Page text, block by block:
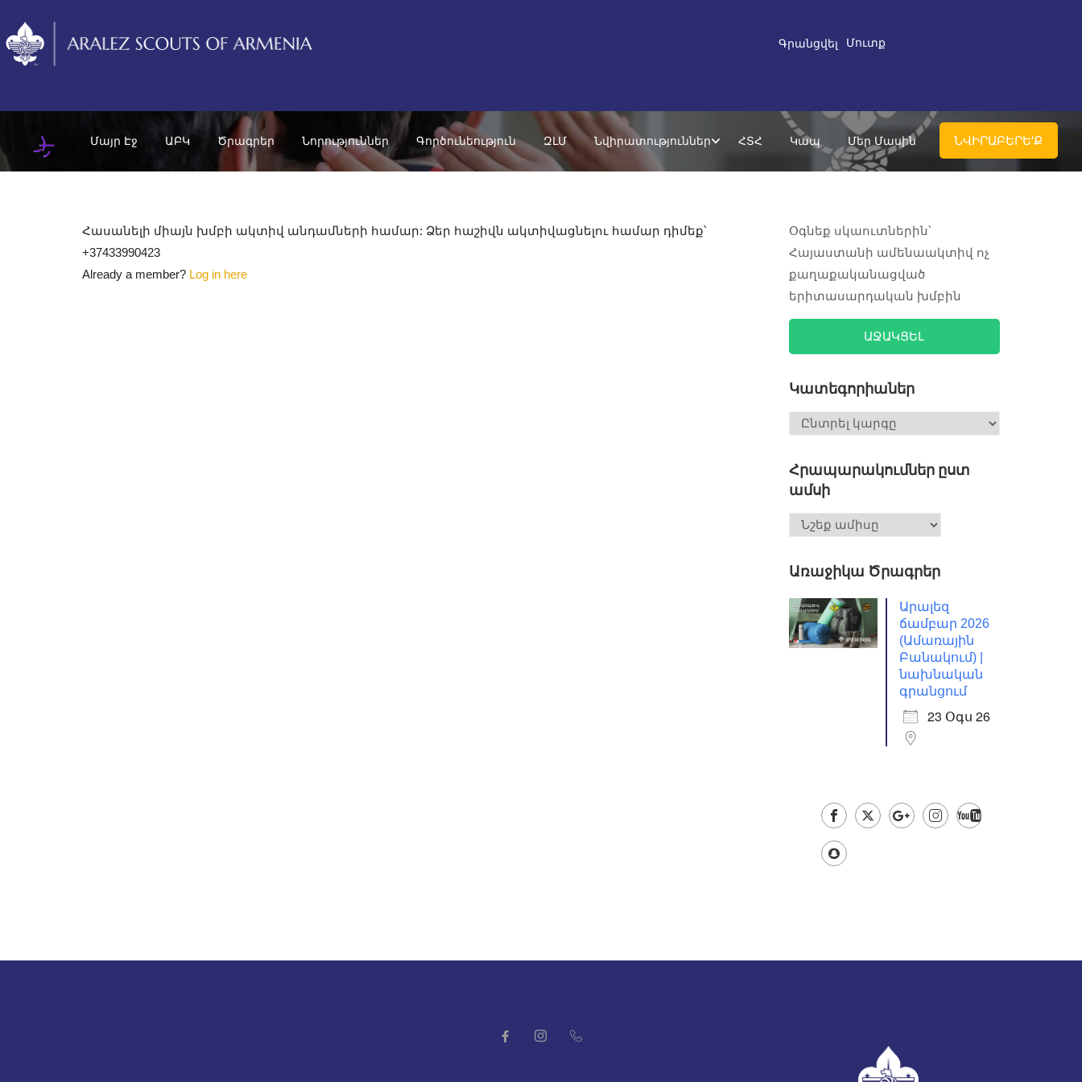
Գրանցվել Մուտք
Մայր Էջ ԱԲԿ Ծրագրեր Նորություններ Գործունեություն ԶԼՄ Նվիրատություններ ՀՏՀ Կապ Մեր Մասին ՆՎԻՐԱԲԵՐԵ'Ք
Հասանելի միայն խմբի ակտիվ անդամների համար: Ձեր հաշիվն ակտիվացնելու համար դիմեք՝
+37433990423
Already a member? Log in here
Օգնեք սկաուտներին՝
Հայաստանի ամենաակտիվ ոչ
քաղաքականացված
երիտասարդական խմբին
ԱՋԱԿՑԵԼ
Կատեգորիաներ
Հրապարակումներ ըստ
ամսի
Առաջիկա Ծրագրեր
Արալեզ
ճամբար 2026
(Ամառային
Բանակում) |
նախնական
գրանցում
23 Օգս 26